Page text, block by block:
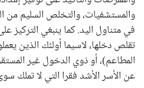
والمستشفيات، والتخلص السليم من
في متناول اليد. كما ينبغي التركيز
تقلص دخلها، لاسيما أولئك الذين
المطاعم)، أو ذوي الدخول غير
عن الأسر الأشد فقرا التي لا تملك